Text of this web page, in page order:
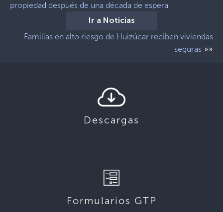
propiedad después de una década de espera
Ir a Noticias
Familias en alto riesgo de Huizúcar reciben viviendas
seguras »»
Descargas
Formularios GTP